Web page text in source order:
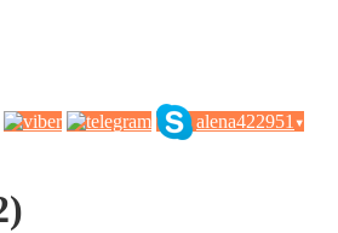
alena422951 ▾